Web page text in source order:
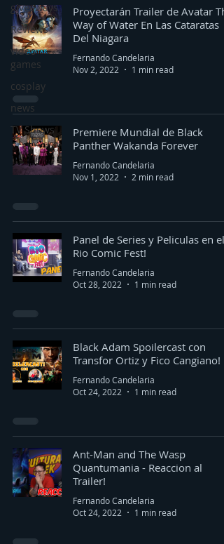
giveaways
Reviews
video
games
cosplay
news
TV Shows
Proyectarán Trailer de Avatar
Way of Water En Las Cataratas
Del Niagara
Fernando Candelaria
Nov 2, 2022
1 min read
Premiere Mundial de Black
Panther Wakanda Forever
Fernando Candelaria
Nov 1, 2022
2 min read
Panel de Series y Peliculas en el
Rio Comic Fest!
Fernando Candelaria
Oct 28, 2022
1 min read
Black Adam Spoilercast con
Transfor Ortiz y Fico Cangiano!
Fernando Candelaria
Oct 24, 2022
1 min read
Ant-Man and The Wasp
Quantumania - Reaccion al
Trailer!
Fernando Candelaria
Oct 24, 2022
1 min read